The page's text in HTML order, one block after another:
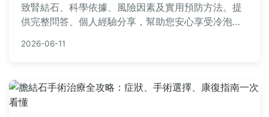
致腎結石、科學依據、風險因素及實用預防方法。提
供完整問答、個人經驗分享，幫助您安心享受冷泡茶
因、飲食建議等，解決所有常見疑問。
2026-06-11